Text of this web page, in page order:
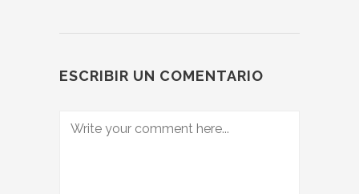
ESCRIBIR UN COMENTARIO